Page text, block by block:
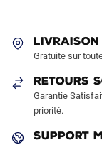
être
choisies
sur
page
LIVRAISON
Gratuite sur
RETOURS
Garantie
priorité.
SUPPORT